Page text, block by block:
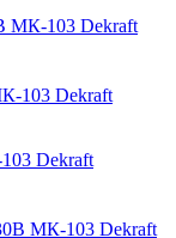
МК-103 Dekraft
Dekraft